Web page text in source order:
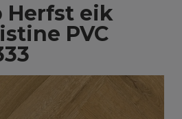
Herfst eik
PVC